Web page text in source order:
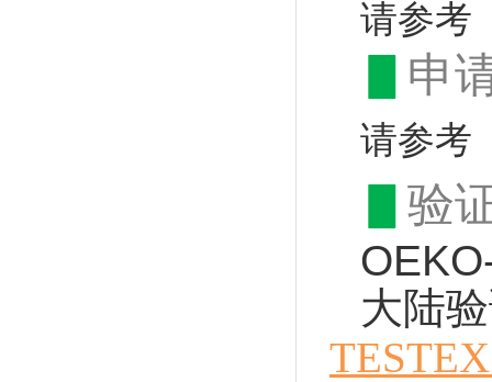
请参考
申
请参考
验
大陆